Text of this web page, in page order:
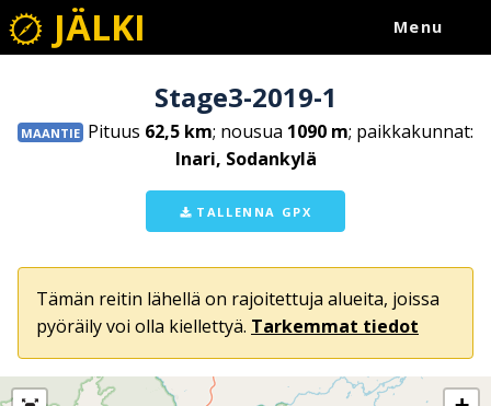
JÄLKI Menu
Stage3-2019-1
MAANTIE Pituus 62,5 km; nousua 1090 m; paikkakunnat:
Inari, Sodankylä
TALLENNA GPX
Tämän reitin lähellä on rajoitettuja alueita, joissa
pyöräily voi olla kiellettyä. Tarkemmat tiedot